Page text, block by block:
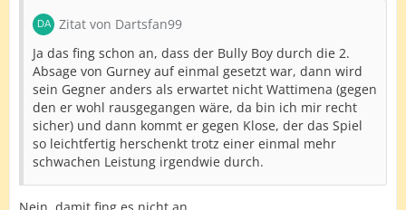
Zitat von Dartsfan99
Ja das fing schon an, dass der Bully Boy durch die 2.
Absage von Gurney auf einmal gesetzt war, dann wird
sein Gegner anders als erwartet nicht Wattimena (gegen
den er wohl rausgegangen wäre, da bin ich mir recht
sicher) und dann kommt er gegen Klose, der das Spiel
so leichtfertig herschenkt trotz einer einmal mehr
schwachen Leistung irgendwie durch.
Nein, damit fing es nicht an.